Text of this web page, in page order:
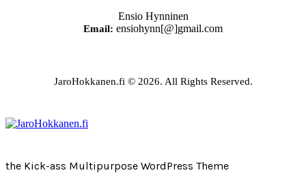
Ensio Hynninen
Email: ensiohynn[@]gmail.com
JaroHokkanen.fi © 2026. All Rights Reserved.
the Kick-ass Multipurpose WordPress Theme